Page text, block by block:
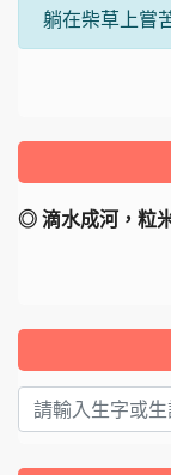
躺在柴草上嘗
◎ 滴水成河，粒